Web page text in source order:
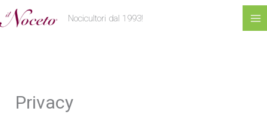
contenuto
Nocicultori dal 1993!
Privacy